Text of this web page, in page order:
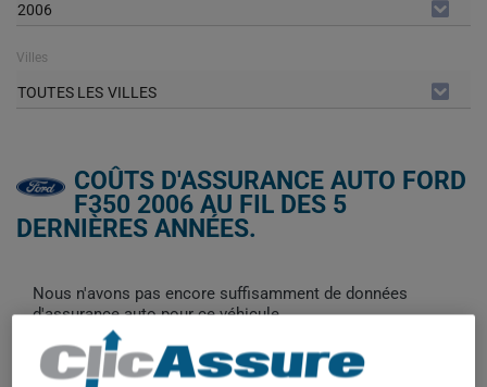
2006
Villes
TOUTES LES VILLES
COÛTS D'ASSURANCE AUTO FORD
F350 2006 AU FIL DES 5
DERNIÈRES ANNÉES.
Nous n'avons pas encore suffisamment de données
d'assurance auto pour ce véhicule.
Essayez un autre modèle ou une autre année, ou
commencez une soumission pour un prix personnalisé.